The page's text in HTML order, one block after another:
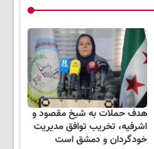
هدف حملات به شیخ مقصود و
اشرفیه، تخریب توافق مدیریت
خودگردان و دمشق است